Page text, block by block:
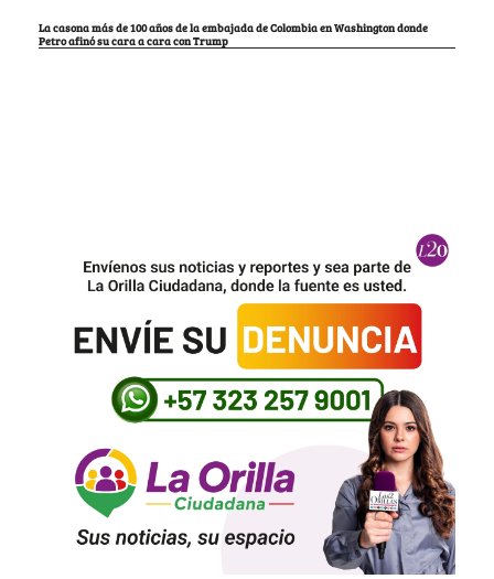
La casona más de 100 años de la embajada de Colombia en Washington donde
Petro afinó su cara a cara con Trump